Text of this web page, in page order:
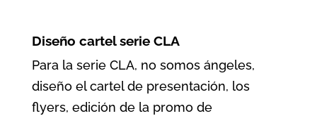
Diseño cartel serie CLA
Para la serie CLA, no somos ángeles,
diseño el cartel de presentación, los
flyers, edición de la promo de